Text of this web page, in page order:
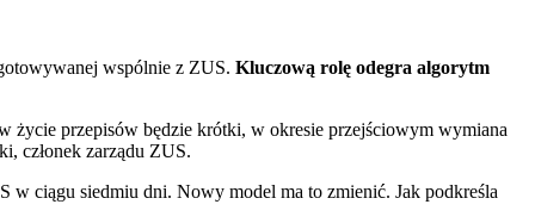
wspólnie z ZUS. Kluczową rolę odegra algorytm
życie przepisów będzie krótki, w okresie przejściowym wymiana
członek zarządu ZUS.
w ciągu siedmiu dni. Nowy model ma to zmienić. Jak podkreśla